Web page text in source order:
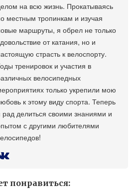
на всю жизнь. Прокатываясь
местным тропинкам и изучая
маршруты, я обрел не только
от катания, но и
страсть к велоспорту.
тренировок и участия в
велосипедных
только укрепили мою
к этому виду спорта. Теперь
рад делиться своими знаниями и
с другими любителями
понравиться: